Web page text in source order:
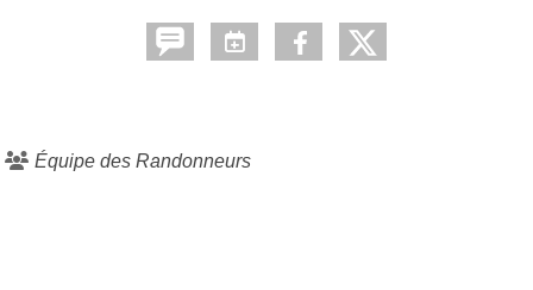
Équipe des Randonneurs